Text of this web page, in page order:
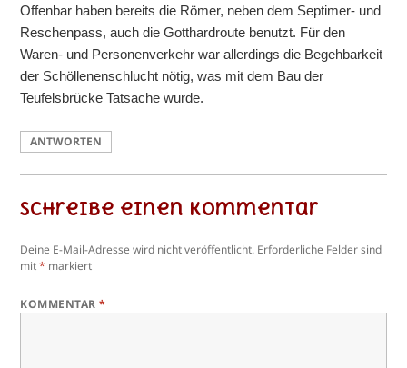
Offenbar haben bereits die Römer, neben dem Septimer- und
Reschenpass, auch die Gotthardroute benutzt. Für den
Waren- und Personenverkehr war allerdings die Begehbarkeit
der Schöllenenschlucht nötig, was mit dem Bau der
Teufelsbrücke Tatsache wurde.
ANTWORTEN
Schreibe einen Kommentar
Deine E-Mail-Adresse wird nicht veröffentlicht. Erforderliche Felder sind
mit* markiert
KOMMENTAR*